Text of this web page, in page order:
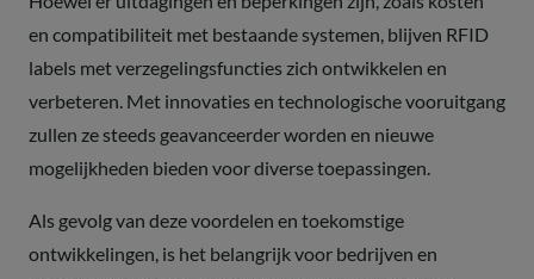
en compatibiliteit met bestaande systemen, blijven RFID
labels met verzegelingsfuncties zich ontwikkelen en
verbeteren. Met innovaties en technologische vooruitgang
zullen ze steeds geavanceerder worden en nieuwe
mogelijkheden bieden voor diverse toepassingen.
Als gevolg van deze voordelen en toekomstige
ontwikkelingen, is het belangrijk voor bedrijven en